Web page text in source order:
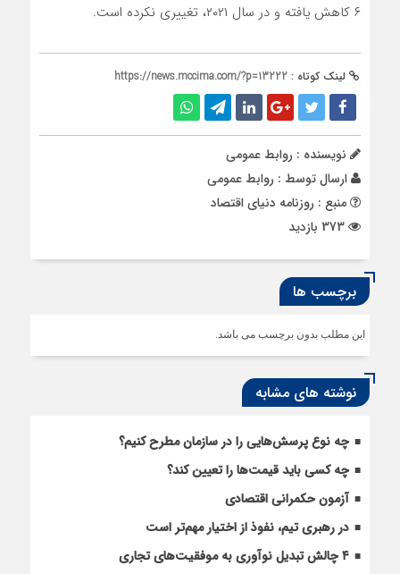
۶ کاهش یافته و در سال ۲۰۲۱، تغییری نکرده است.
لینک کوتاه : https://news.mccima.com/?p=13222
نویسنده : روابط عمومی
ارسال توسط : روابط عمومی
منبع : روزنامه دنیای اقتصاد
برچسب ها
این مطلب بدون برچسب می باشد.
نوشته های مشابه
چه نوع پرسش‌هایی را در سازمان مطرح کنیم؟
چه کسی باید قیمت‌ها را تعیین کند؟
آزمون حکمرانی اقتصادی
در رهبری تیم، نفوذ از اختیار مهم‌تر است
۴ چالش تبدیل نوآوری به موفقیت‌های تجاری